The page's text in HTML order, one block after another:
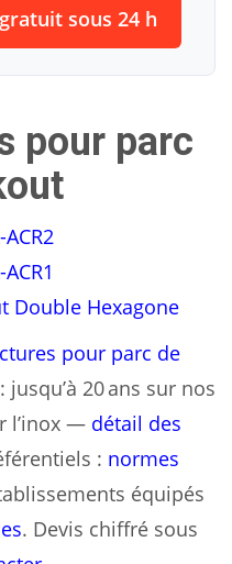
sous 24 h
pour parc
ACR2
Double Hexagone
pour parc de
jusqu’à 20 ans sur nos
l’inox — détail des
: normes
équipés
. Devis chiffré sous